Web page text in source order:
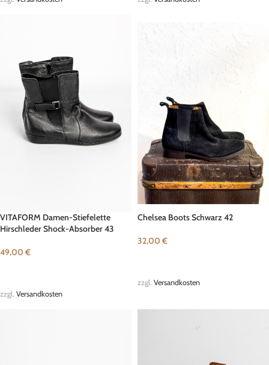
VITAFORM Damen-Stiefelette
Hirschleder Shock-Absorber 43
49,00 €
zzgl. Versandkosten
Chelsea Boots Schwarz 42
32,00 €
zzgl. Versandkosten